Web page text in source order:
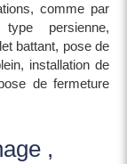
comme par
persienne,
battant, pose de
installation de
de fermeture
,